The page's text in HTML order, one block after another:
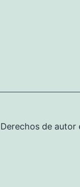
de autor